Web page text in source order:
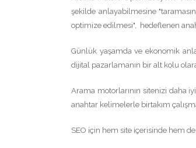
şekilde anlayabilmesine
optimize edilmesi", hedeflenen
Günlük yaşamda ve ekonomik
dijital pazarlamanın bir alt kolu
Arama motorlarının sitenizi daha
anahtar kelimelerle birtakım
SEO için hem site içerisinde hem de